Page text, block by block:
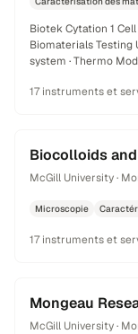
Biotek Cytation 1
Biomaterials Testing
system · Thermo
17 instruments et
Biocolloids
McGill University ·
Microscopie
17 instruments et
Mongeau
McGill University ·